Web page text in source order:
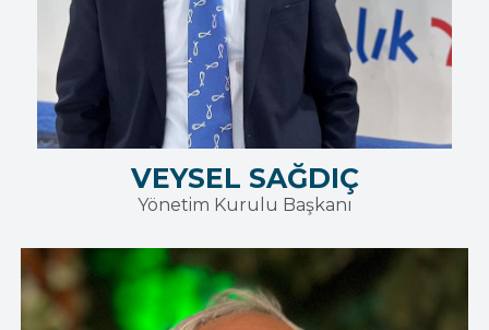
VEYSEL SAĞDIÇ
Yönetim Kurulu Başkanı